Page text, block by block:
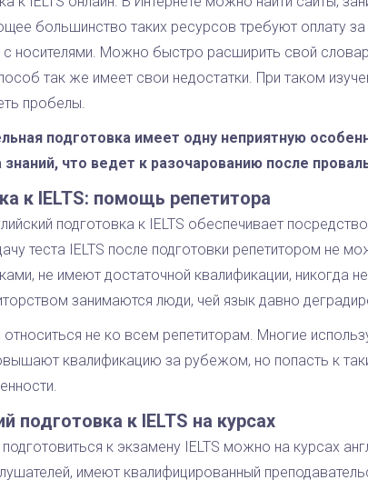
большинство таких ресурсов требуют оплату за
с носителями. Можно быстро расширить свой
так же имеет свои недостатки. При таком
пробелы.
подготовка имеет одну неприятную
что ведет к разочарованию после
к IELTS: помощь репетитора
подготовка к IELTS обеспечивает
теста IELTS после подготовки репетитором не
не имеют достаточной квалификации, никогда
занимаются люди, чей язык давно
относиться не ко всем репетиторам. Многие
квалификацию за рубежом, но попасть к
подготовка к IELTS на курсах
к экзамену IELTS можно на курсах
имеют квалифицированный